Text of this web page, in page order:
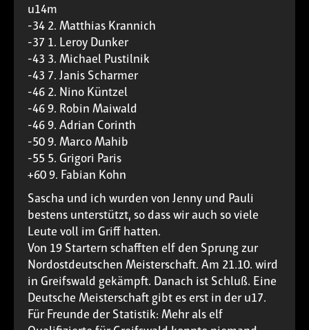
u14m
-34 2. Matthias Krannich
-37 1. Leroy Dunker
-43 3. Michael Pustilnik
-43 7. Janis Scharmer
-46 2. Nino Küntzel
-46 9. Robin Maiwald
-46 9. Adrian Corinth
-50 9. Marco Mahib
-55 5. Grigori Paris
+60 9. Fabian Kohn
Sascha und ich wurden von Jenny und Pauli
bestens unterstützt, so dass wir auch so viele
Leute voll im Griff hatten.
Von 19 Startern schafften elf den Sprung zur
Nordostdeutschen Meisterschaft. Am 21.10. wird
in Greifswald gekämpft. Danach ist Schluß. Eine
Deutsche Meisterschaft gibt es erst in der u17.
Für Freunde der Statistik: Mehr als elf